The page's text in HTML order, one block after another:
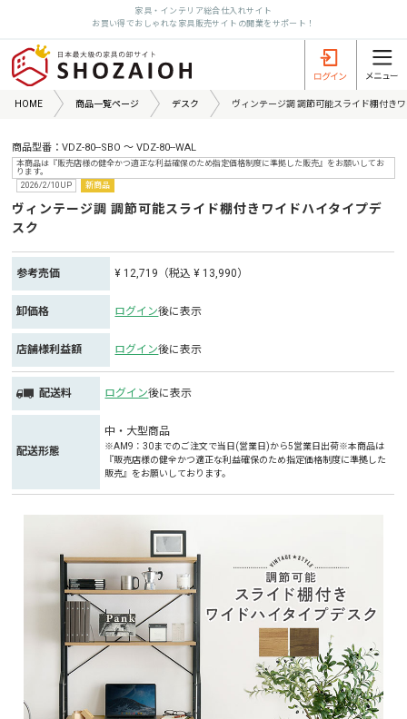
家具・インテリア総合仕入れサイト
お買い得でおしゃれな家具販売サイトの開業をサポート！
HOME 商品一覧ページ デスク ヴィンテージ調 調節可能スライド棚付き
商品型番：VDZ-80--SBO ～ VDZ-80--WAL
本商品は『販売店様の健全かつ適正な利益確保のため指定価格制度に準拠した販売』をお願いしてお
ります。
2026/2/10UP
新商品
ヴィンテージ調 調節可能スライド棚付きワイドハイタイプデ
スク
参考売価 ¥ 12,719（税込 ¥ 13,990）
卸価格 ログイン後に表示
店舗様利益額 ログイン後に表示
配送料 ログイン後に表示
配送形態
中・大型商品
※AM9：30までのご注文で当日(営業日)から5営業日出荷※本商品は
『販売店様の健全かつ適正な利益確保のため指定価格制度に準拠した
販売』をお願いしております。